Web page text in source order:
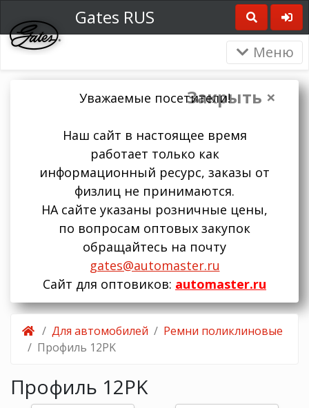
Gates RUS
Меню
Закрыть ×
Уважаемые посетители!
Наш сайт в настоящее время
работает только как
информационный ресурс, заказы от
физлиц не принимаются.
НА сайте указаны розничные цены,
по вопросам оптовых закупок
обращайтесь на почту
gates@automaster.ru
Сайт для оптовиков: automaster.ru
Для автомобилей
Ремни поликлиновые
Профиль 12PK
Профиль 12PK